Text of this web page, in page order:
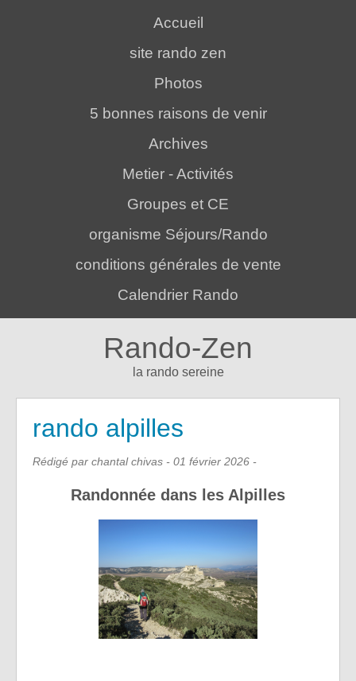
Accueil
site rando zen
Photos
5 bonnes raisons de venir
Archives
Metier - Activités
Groupes et CE
organisme Séjours/Rando
conditions générales de vente
Calendrier Rando
Rando-Zen
la rando sereine
rando alpilles
Rédigé par chantal chivas - 01 février 2026 -
Randonnée dans les Alpilles